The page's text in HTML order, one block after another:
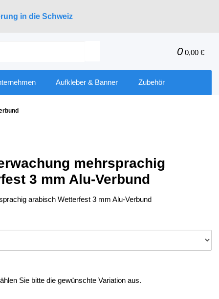
in die Schweiz
0 0,00 €
Aufkleber & Banner Zubehör
mehrsprachig
3 mm Alu-Verbund
arabisch Wetterfest 3 mm Alu-Verbund
Sie bitte die gewünschte Variation aus.